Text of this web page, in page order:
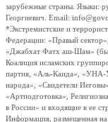
зарубежные страны. Языки:
Георгиевич. Email:
*Экстремистские и
Федерации: «Правый
«Джабхат Фатх аш-Шам»
Коалиция исламских
партия, «Аль-Каида», «УНА-
народа», «Свидетели
«Артподготовка»,
в России» и входящие в ее
Информация, размещенная на